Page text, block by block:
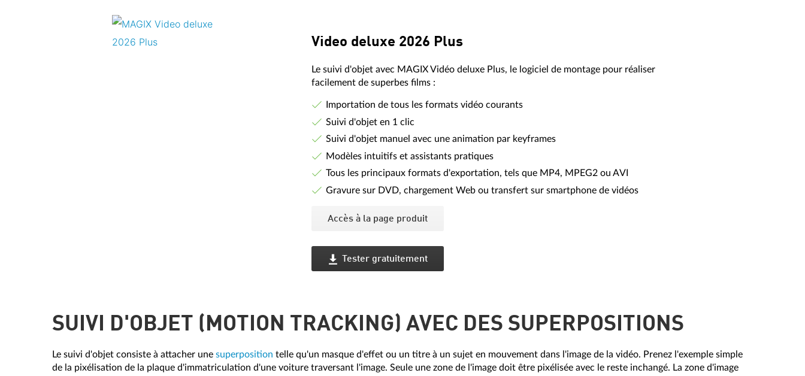
Video deluxe 2026 Plus
Le suivi d'objet avec MAGIX Vidéo deluxe Plus, le logiciel de montage pour réaliser
facilement de superbes films :
Importation de tous les formats vidéo courants
Suivi d'objet en 1 clic
Suivi d'objet manuel avec une animation par keyframes
Modèles intuitifs et assistants pratiques
Tous les principaux formats d'exportation, tels que MP4, MPEG2 ou AVI
Gravure sur DVD, chargement Web ou transfert sur smartphone de vidéos
Accès à la page produit
Tester gratuitement
SUIVI D'OBJET (MOTION TRACKING) AVEC DES SUPERPOSITIONS
Le suivi d'objet consiste à attacher une superposition telle qu'un masque d'effet ou un titre à un sujet en mouvement dans l'image de la vidéo. Prenez l'exemple simple
de la pixélisation de la plaque d'immatriculation d'une voiture traversant l'image. Seule une zone de l'image doit être pixélisée avec le reste inchangé. La zone d'image